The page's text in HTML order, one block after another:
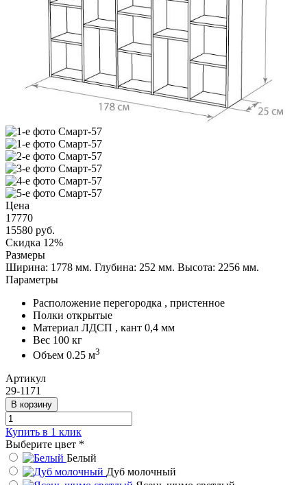
Цена
17770
15580 руб.
Скидка 12%
Размеры
Ширина: 1778 мм. Глубина: 252 мм. Высота: 2256 мм.
Параметры
Расположение перегородка , пристенное
Полки открытые
Материал ЛДСП , кант 0,4 мм
Вес 100 кг
Объем 0.25 м3
Артикул
29-1171
В корзину
Купить в 1 клик
Выберите цвет *
Белый
Дуб молочный